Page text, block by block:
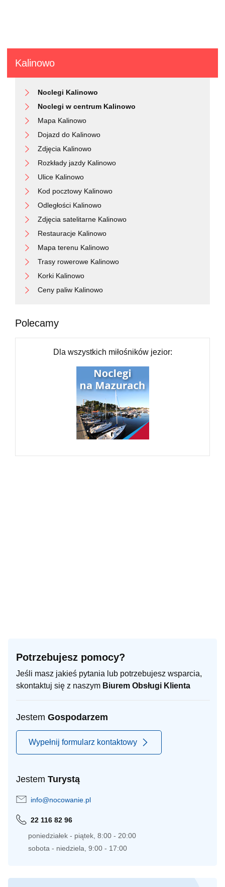
Kalinowo
Noclegi Kalinowo
Noclegi w centrum Kalinowo
Mapa Kalinowo
Dojazd do Kalinowo
Zdjęcia Kalinowo
Rozkłady jazdy Kalinowo
Ulice Kalinowo
Kod pocztowy Kalinowo
Odległości Kalinowo
Zdjęcia satelitarne Kalinowo
Restauracje Kalinowo
Mapa terenu Kalinowo
Trasy rowerowe Kalinowo
Korki Kalinowo
Ceny paliw Kalinowo
Polecamy
Dla wszystkich miłośników jezior:
Potrzebujesz pomocy?
Jeśli masz jakieś pytania lub potrzebujesz wsparcia,
skontaktuj się z naszym Biurem Obsługi Klienta
Jestem Gospodarzem
Wypełnij formularz kontaktowy
Jestem Turystą
info@nocowanie.pl
22 116 82 96
poniedziałek - piątek, 8:00 - 20:00
sobota - niedziela, 9:00 - 17:00